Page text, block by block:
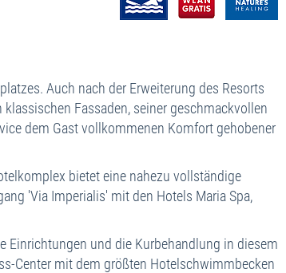
und bündig
Auch nach der Erweiterung des Resorts
Fassaden, seiner geschmackvollen
dem Gast vollkommenen Komfort gehobener
bietet eine nahezu vollständige
'Via Imperialis' mit den Hotels Maria Spa,
Einrichtungen und die Kurbehandlung in diesem
Center mit dem größten Hotelschwimmbecken